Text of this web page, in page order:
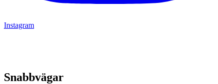
Instagram
Snabbvägar